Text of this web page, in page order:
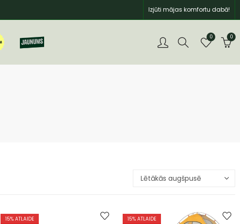
Izjūti mājas komfortu dabā!
0 0
15% ATLAIDE 15% ATLAIDE